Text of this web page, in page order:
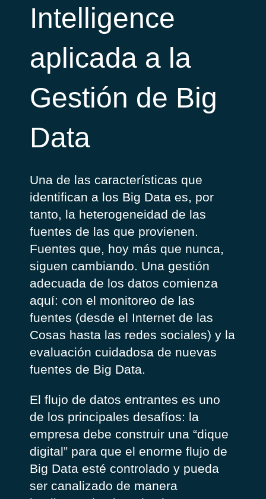
Intelligence
aplicada a la
Gestión de Big
Data
Una de las características que
identifican a los Big Data es, por
tanto, la heterogeneidad de las
fuentes de las que provienen.
Fuentes que, hoy más que nunca,
siguen cambiando. Una gestión
adecuada de los datos comienza
aquí: con el monitoreo de las
fuentes (desde el Internet de las
Cosas hasta las redes sociales) y la
evaluación cuidadosa de nuevas
fuentes de Big Data.
El flujo de datos entrantes es uno
de los principales desafíos: la
empresa debe construir una “dique
digital” para que el enorme flujo de
Big Data esté controlado y pueda
ser canalizado de manera